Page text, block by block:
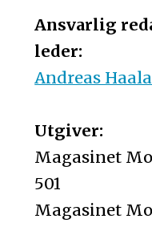
Ansvarlig
leder:
Andreas
Utgiver:
Magasinet
501
Magasinet